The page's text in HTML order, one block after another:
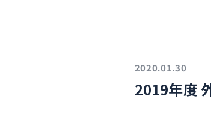
2020.01.30
2019年度